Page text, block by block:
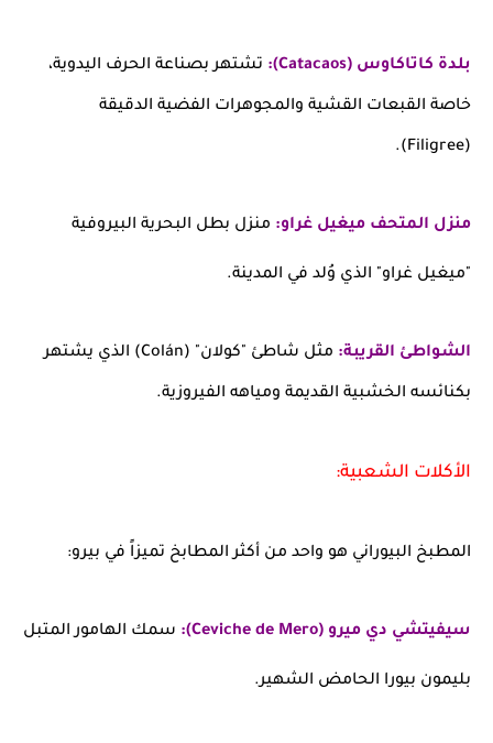
بلدة كاتاكاوس (Catacaos): تشتهر بصناعة الحرف اليدوية،
خاصة القبعات القشية والمجوهرات الفضية الدقيقة
(Filigree).
منزل المتحف ميغيل غراو: منزل بطل البحرية البيروفية
"ميغيل غراو" الذي وُلد في المدينة.
الشواطئ القريبة: مثل شاطئ "كولان" (Colán) الذي يشتهر
بكنائسه الخشبية القديمة ومياهه الفيروزية.
الأكلات الشعبية:
المطبخ البيوراني هو واحد من أكثر المطابخ تميزاً في بيرو:
سيفيتشي دي ميرو (Ceviche de Mero): سمك الهامور المتبل
بليمون بيورا الحامض الشهير.